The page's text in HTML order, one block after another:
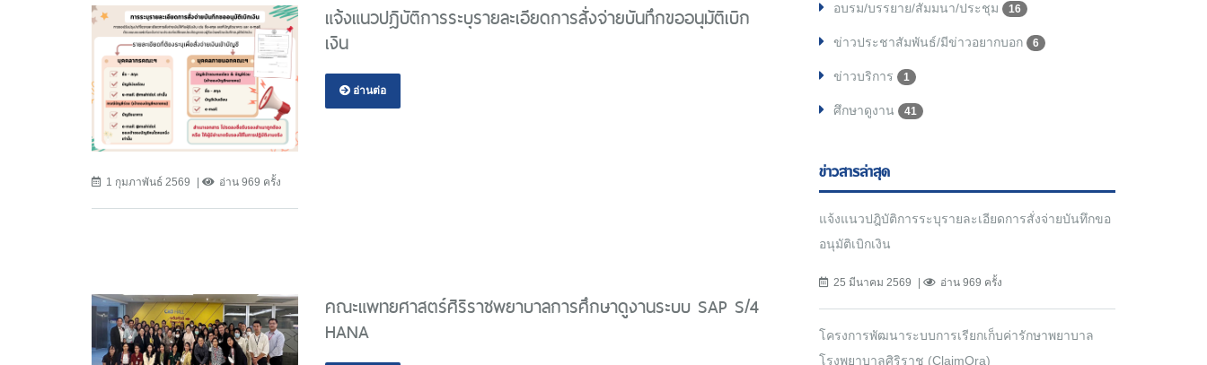
1 กุมภาพันธ์ 2569 อ่าน 969 ครั้ง
แจ้งแนวปฎิบัติการระบุรายละเอียดการสั่งจ่ายบันทึกขออนุมัติเบิก
เงิน
อ่านต่อ
คณะแพทยศาสตร์ศิริราชพยาบาลการศึกษาดูงานระบบ SAP S/4
HANA
อบรม/บรรยาย/สัมมนา/ประชุม 16
ข่าวประชาสัมพันธ์/มีข่าวอยากบอก 6
ข่าวบริการ 1
ศึกษาดูงาน 41
ข่าวสารล่าสุด
แจ้งแนวปฎิบัติการระบุรายละเอียดการสั่งจ่ายบันทึกขอ
อนุมัติเบิกเงิน
25 มีนาคม 2569 อ่าน 969 ครั้ง
โครงการพัฒนาระบบการเรียกเก็บค่ารักษาพยาบาล
โรงพยาบาลศิริราช (ClaimOra)